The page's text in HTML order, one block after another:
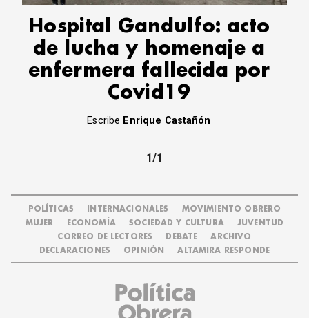
Hospital Gandulfo: acto
de lucha y homenaje a
enfermera fallecida por
Covid19
Escribe Enrique Castañón
1/1
POLÍTICAS INTERNACIONALES
MOVIMIENTO OBRERO
MUJER
ECONOMÍA SOCIEDAD Y CULTURA
JUVENTUD
CORREO DE LECTORES
DEBATE
ARCHIVO
DECLARACIONES
OPINIÓN ALTAMIRA RESPONDE